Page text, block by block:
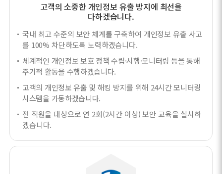
고객의 소중한 개인정보 유출 방지에 최선을
다하겠습니다.
국내 최고 수준의 보안 체계를 구축하여 개인정보 유출 사고
를 100% 차단하도록 노력하겠습니다.
체계적인 개인정보 보호 정책 수립·시행·모니터링 등을 통해
주기적 활동을 수행하겠습니다.
고객의 개인정보 유출 및 해킹 방지를 위해 24시간 모니터링
시스템을 가동하겠습니다.
전 직원을 대상으로 연 2회(2시간 이상) 보안 교육을 실시하
겠습니다.